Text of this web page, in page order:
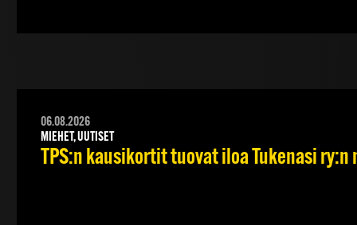
06.08.2026
MIEHET, UUTISET
TPS:n kausikortit tuovat iloa Tukenasi